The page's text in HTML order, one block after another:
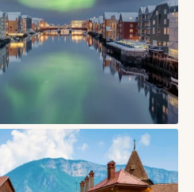
Нідароського собору,
північного ритму